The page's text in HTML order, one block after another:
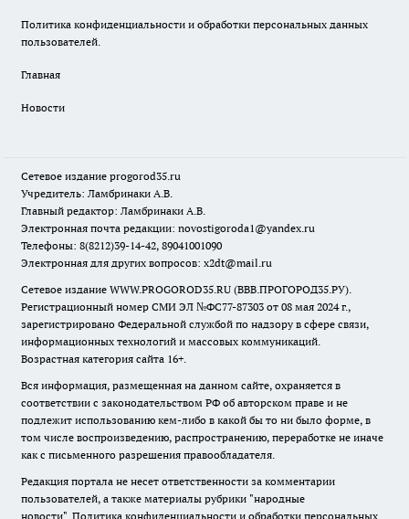
Политика конфиденциальности и обработки персональных данных
пользователей.
Главная
Новости
Сетевое издание progorod35.ru
Учредитель: Ламбринаки А.В.
Главный редактор: Ламбринаки А.В.
Электронная почта редакции: novostigoroda1@yandex.ru
Телефоны: 8(8212)39-14-42, 89041001090
Электронная для других вопросов: x2dt@mail.ru
Сетевое издание WWW.PROGOROD35.RU (ВВВ.ПРОГОРОД35.РУ).
Регистрационный номер СМИ ЭЛ №ФС77-87303 от 08 мая 2024 г.,
зарегистрировано Федеральной службой по надзору в сфере связи,
информационных технологий и массовых коммуникаций.
Возрастная категория сайта 16+.
Вся информация, размещенная на данном сайте, охраняется в
соответствии с законодательством РФ об авторском праве и не
подлежит использованию кем-либо в какой бы то ни было форме, в
том числе воспроизведению, распространению, переработке не иначе
как с письменного разрешения правообладателя.
Редакция портала не несет ответственности за комментарии
пользователей, а также материалы рубрики "народные
новости". Политика конфиденциальности и обработки персональных